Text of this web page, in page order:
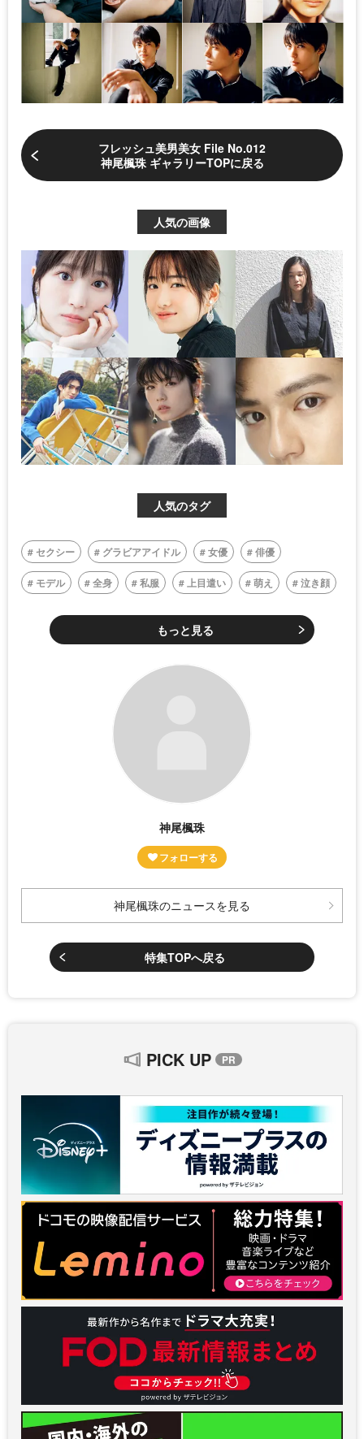
フレッシュ美男美女 File No.012
神尾楓珠 ギャラリーTOPに戻る
人気の画像
人気のタグ
セクシー グラビアアイドル 女優 俳優
モデル 全身 私服 上目遣い 萌え 泣き顔
もっと見る
神尾楓珠
神尾楓珠のニュースを見る
特集TOPへ戻る
PICK UP